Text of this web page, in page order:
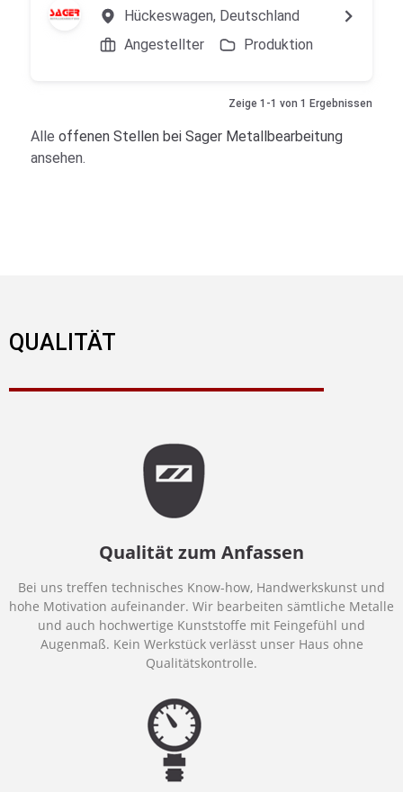
Hückeswagen, Deutschland
Angestellter
Produktion
Zeige 1-1 von 1 Ergebnissen
Alle offenen Stellen bei Sager Metallbearbeitung
ansehen.
QUALITÄT
Qualität zum Anfassen
Bei uns treffen technisches Know-how, Handwerkskunst und
hohe Motivation aufeinander. Wir bearbeiten sämtliche Metalle
und auch hochwertige Kunststoffe mit Feingefühl und
Augenmaß. Kein Werkstück verlässt unser Haus ohne
Qualitätskontrolle.